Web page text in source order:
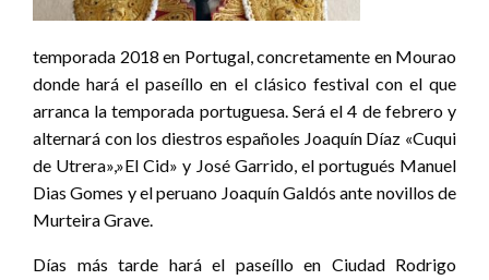
temporada 2018 en Portugal, concretamente en Mourao
donde hará el paseíllo en el clásico festival con el que
arranca la temporada portuguesa. Será el 4 de febrero y
alternará con los diestros españoles Joaquín Díaz «Cuqui
de Utrera»,»El Cid» y José Garrido, el portugués Manuel
Dias Gomes y el peruano Joaquín Galdós ante novillos de
Murteira Grave.
Días más tarde hará el paseíllo en Ciudad Rodrigo